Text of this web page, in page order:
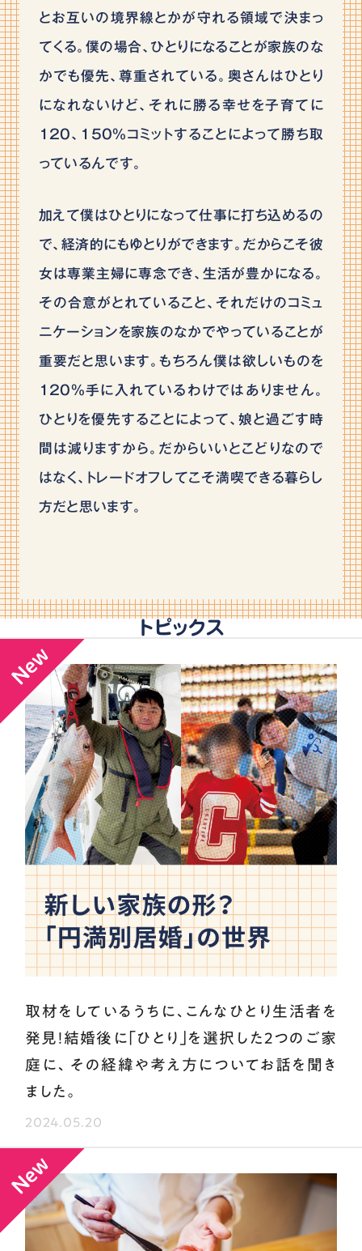
とお互いの境界線とかが守れる領域で決まっ
てくる。僕の場合、ひとりになることが家族のな
かでも優先、尊重されている。奥さんはひとり
になれないけど、それに勝る幸せを子育てに
120、150%コミットすることによって勝ち取
っているんです。
加えて僕はひとりになって仕事に打ち込めるの
で、経済的にもゆとりができます。だからこそ彼
女は専業主婦に専念でき、生活が豊かになる。
その合意がとれていること、それだけのコミュ
ニケーションを家族のなかでやっていることが
重要だと思います。もちろん僕は欲しいものを
120%手に入れているわけではありません。
ひとりを優先することによって、娘と過ごす時
間は減りますから。だからいいとこどりなので
はなく、トレードオフしてこそ満喫できる暮らし
方だと思います。
トピックス
取材をしているうちに､こんなひとり生活者を
発見！結婚後に｢ひとり｣を選択した2つのご家
庭に、その経緯や考え方についてお話を聞き
ました。
2024.05.20